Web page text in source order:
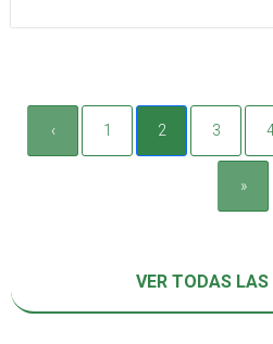
‹ 1 2 3
»
VER TODAS